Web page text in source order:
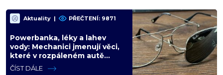
Aktuality | PŘEČTENÍ: 9871
Powerbanka, léky a lahev
vody: Mechanici jmenují věci,
které v rozpáleném autě
nemají co dělat. Hrozí i požár
ČÍST DÁLE